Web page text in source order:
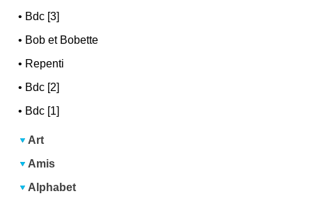
• Bdc [3]
• Bob et Bobette
• Repenti
• Bdc [2]
• Bdc [1]
Art
Amis
Alphabet